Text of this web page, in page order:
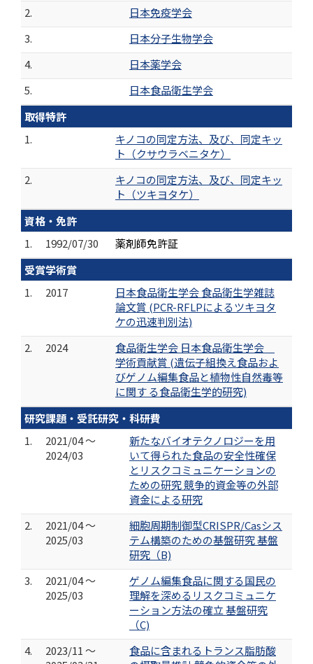
2.
日本免疫学会
3.
日本分子生物学会
4.
日本薬学会
5.
日本食品衛生学会
取得特許
1.
キノコの同定方法、及び、同定キッ
ト（クサウラベニタケ）
2.
キノコの同定方法、及び、同定キッ
ト（ツキヨタケ）
資格・免許
1.
1992/07/30
薬剤師免許証
受賞学術賞
1.
2017
日本食品衛生学会 食品衛生学雑誌
論文賞 (PCR-RFLPによるツキヨタ
ケの迅速判別法)
2.
2024
食品衛生学会 日本食品衛生学会
学術貢献賞 (遺伝子組換え食品およ
びゲノム編集食品と植物性自然毒等
に関す る食品衛生学的研究)
研究課題・受託研究・科研費
1.
2021/04 ～
2024/03
新たなバイオテクノロジーを用
いて得られた食品の安全性確保
とリスクコミュニケーションの
ための研究 競争的資金等の外部
資金による研究
2.
2021/04 ～
2025/03
細胞周期制御型CRISPR/Casシス
テム構築のための基盤研究 基盤
研究（B)
3.
2021/04 ～
2025/03
ゲノム編集食品に関する国民の
理解を深めるリスクコミュニケ
ーション方法の確立 基盤研究
（C)
4.
2023/11 ～
食品に含まれるトランス脂肪酸